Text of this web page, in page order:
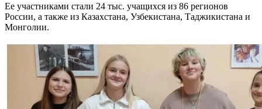
Ее участниками стали 24 тыс. учащихся из 86 регионов
России, а также из Казахстана, Узбекистана, Таджикистана и
Монголии.